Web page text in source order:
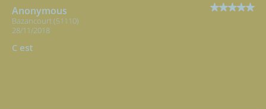
Anonymous
Bazancourt (51110)
28/11/2018
C est